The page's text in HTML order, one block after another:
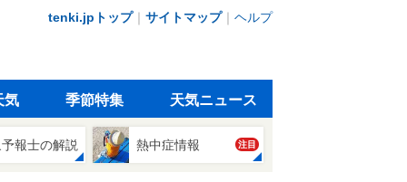
tenki.jpトップ｜ サイトマップ｜ ヘルプ
気 季節特集 天気ニュース
報士の解説 熱中症情報 注目